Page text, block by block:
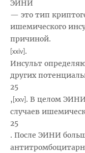
ЭИНИ
— это тип
ишемического
причиной.
[xxiv] .
Инсульт
других
25
, [xxv] . В целом
случаев
25
. После ЭИНИ